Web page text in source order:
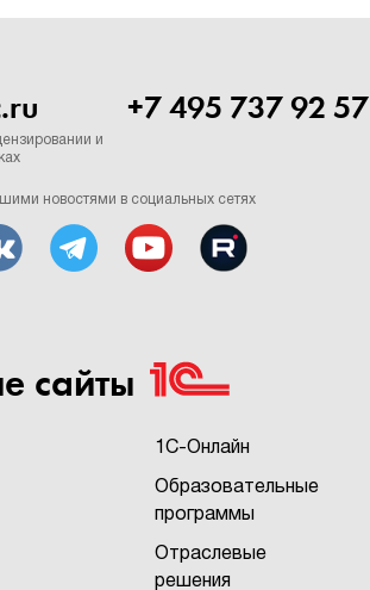
+7 495 737 92 57
и
новостями в социальных сетях
сайты
1С-Онлайн
Образовательные
программы
Отраслевые
решения